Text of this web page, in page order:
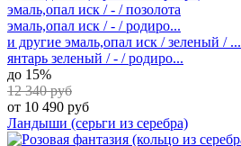
эмаль,опал иск / - / позолота
эмаль,опал иск / - / родиро...
и другие эмаль,опал иск / зеленый / ...
янтарь зеленый / - / родиро...
до 15%
12 340 руб
от 10 490 руб
Ландыши (серьги из серебра)